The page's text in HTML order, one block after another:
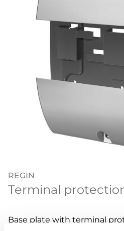
REGIN
Terminal
Base plate with terminal